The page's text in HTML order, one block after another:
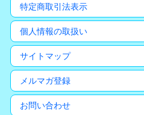
特定商取引法表示
個人情報の取扱い
サイトマップ
メルマガ登録
お問い合わせ